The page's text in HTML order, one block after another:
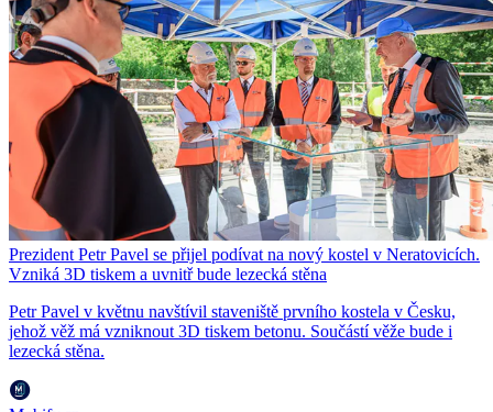
Prezident Petr Pavel se přijel podívat na nový kostel v Neratovicích.
Vzniká 3D tiskem a uvnitř bude lezecká stěna
Petr Pavel v květnu navštívil staveniště prvního kostela v Česku,
jehož věž má vzniknout 3D tiskem betonu. Součástí věže bude i
lezecká stěna.